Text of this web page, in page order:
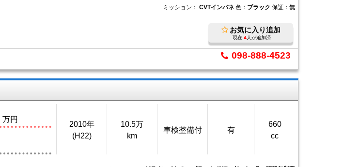
ミッション： CVTインパネ 色： ブラック 保証： 無
お気に入り追加
現在 4人が追加済
098-888-4523
万円
2010年
(H22)
10.5万
km
車検整備付 有
660
cc